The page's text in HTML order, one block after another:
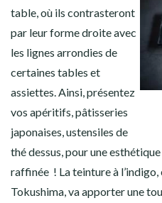
table, où ils contrasteront
par leur forme droite avec
les lignes arrondies de
certaines tables et
assiettes. Ainsi, présentez
vos apéritifs, pâtisseries
japonaises, ustensiles de
thé dessus, pour une
raffinée ! La teinture à
Tokushima, va apporter une